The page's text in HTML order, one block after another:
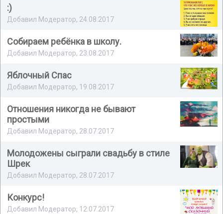
:)
Добавил Модератор, 24.08.2017
Собираем ребёнка в школу.
Добавил Модератор, 23.08.2017
Яблочный Спас
Добавил Модератор, 19.08.2017
Отношения никогда не бывают
простыми
Добавил Модератор, 28.07.2017
Молодожены сыграли свадьбу в стиле
Шрек
Добавил Модератор, 28.07.2017
Конкурс!
Добавил Модератор, 12.07.2017